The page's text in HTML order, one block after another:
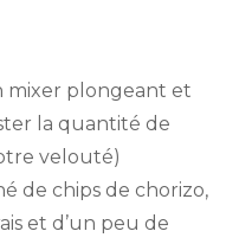
mixer plongeant et
la quantité de
velouté)
de chips de chorizo,
et d’un peu de